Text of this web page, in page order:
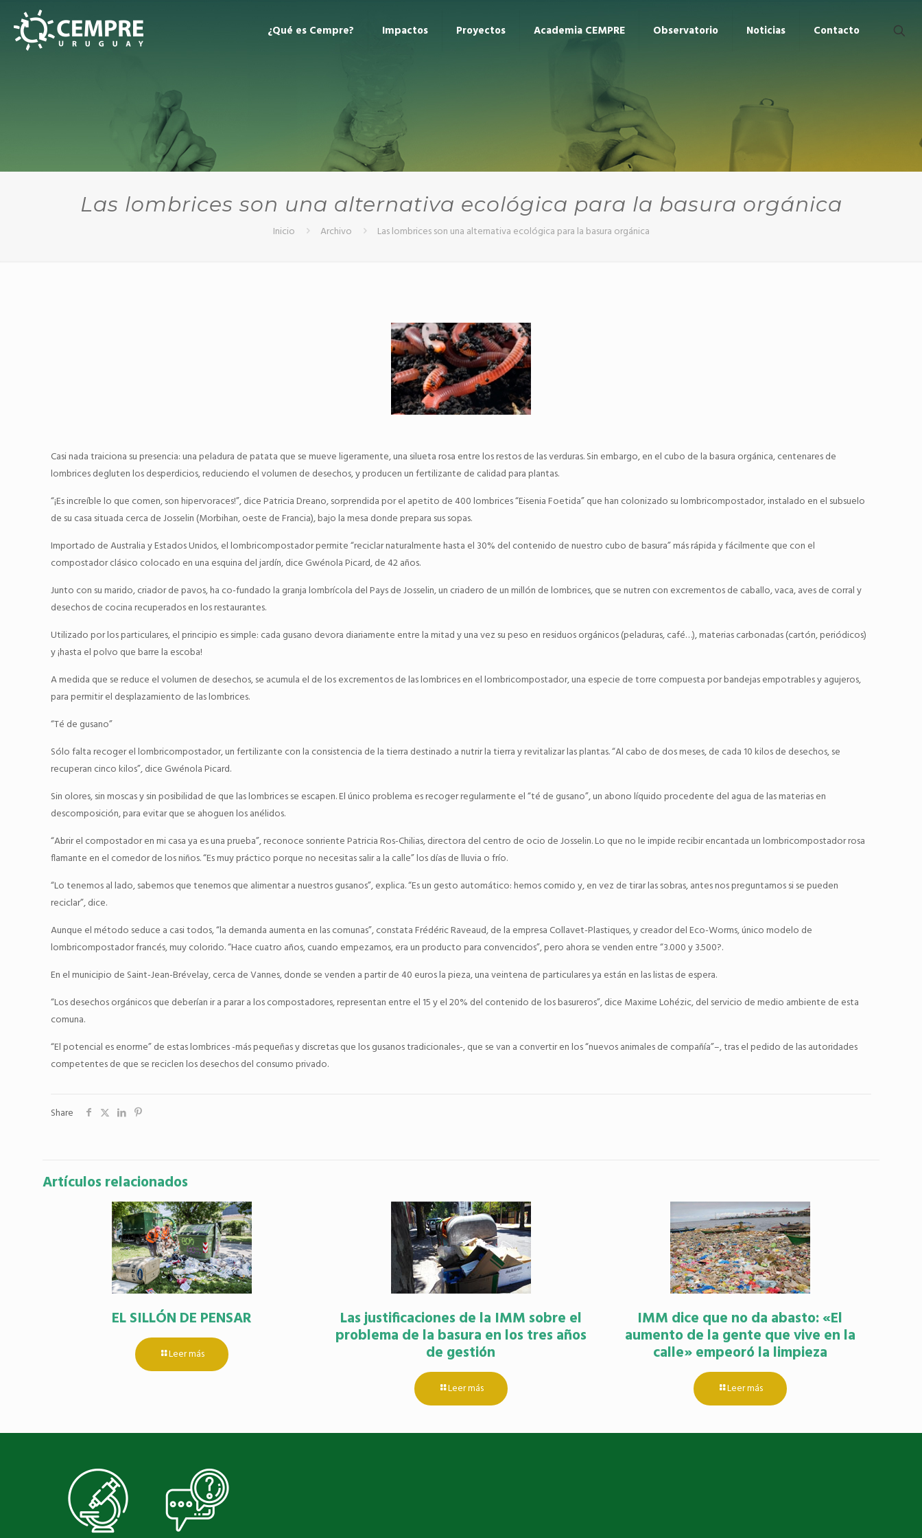
¿Qué es Cempre? Impactos Proyectos Academia CEMPRE Observatorio Noticias Contacto
Las lombrices son una alternativa ecológica para la basura orgánica
Inicio Archivo Las lombrices son una alternativa ecológica para la basura orgánica
Casi nada traiciona su presencia: una peladura de patata que se mueve ligeramente, una silueta rosa entre los restos de las verduras. Sin embargo, en el cubo de la basura orgánica, centenares de
lombrices degluten los desperdicios, reduciendo el volumen de desechos, y producen un fertilizante de calidad para plantas.
“¡Es increíble lo que comen, son hipervoraces!”, dice Patricia Dreano, sorprendida por el apetito de 400 lombrices “Eisenia Foetida” que han colonizado su lombricompostador, instalado en el subsuelo
de su casa situada cerca de Josselin (Morbihan, oeste de Francia), bajo la mesa donde prepara sus sopas.
Importado de Australia y Estados Unidos, el lombricompostador permite “reciclar naturalmente hasta el 30% del contenido de nuestro cubo de basura” más rápida y fácilmente que con el
compostador clásico colocado en una esquina del jardín, dice Gwénola Picard, de 42 años.
Junto con su marido, criador de pavos, ha co-fundado la granja lombrícola del Pays de Josselin, un criadero de un millón de lombrices, que se nutren con excrementos de caballo, vaca, aves de corral y
desechos de cocina recuperados en los restaurantes.
Utilizado por los particulares, el principio es simple: cada gusano devora diariamente entre la mitad y una vez su peso en residuos orgánicos (peladuras, café…), materias carbonadas (cartón, periódicos)
y ¡hasta el polvo que barre la escoba!
A medida que se reduce el volumen de desechos, se acumula el de los excrementos de las lombrices en el lombricompostador, una especie de torre compuesta por bandejas empotrables y agujeros,
para permitir el desplazamiento de las lombrices.
“Té de gusano”
Sólo falta recoger el lombricompostador, un fertilizante con la consistencia de la tierra destinado a nutrir la tierra y revitalizar las plantas. “Al cabo de dos meses, de cada 10 kilos de desechos, se
recuperan cinco kilos”, dice Gwénola Picard.
Sin olores, sin moscas y sin posibilidad de que las lombrices se escapen. El único problema es recoger regularmente el “té de gusano”, un abono líquido procedente del agua de las materias en
descomposición, para evitar que se ahoguen los anélidos.
“Abrir el compostador en mi casa ya es una prueba”, reconoce sonriente Patricia Ros-Chilias, directora del centro de ocio de Josselin. Lo que no le impide recibir encantada un lombricompostador rosa
flamante en el comedor de los niños. “Es muy práctico porque no necesitas salir a la calle” los días de lluvia o frío.
“Lo tenemos al lado, sabemos que tenemos que alimentar a nuestros gusanos”, explica. “Es un gesto automático: hemos comido y, en vez de tirar las sobras, antes nos preguntamos si se pueden
reciclar”, dice.
Aunque el método seduce a casi todos, “la demanda aumenta en las comunas”, constata Frédéric Raveaud, de la empresa Collavet-Plastiques, y creador del Eco-Worms, único modelo de
lombricompostador francés, muy colorido. “Hace cuatro años, cuando empezamos, era un producto para convencidos”, pero ahora se venden entre “3.000 y 3.500?.
En el municipio de Saint-Jean-Brévelay, cerca de Vannes, donde se venden a partir de 40 euros la pieza, una veintena de particulares ya están en las listas de espera.
“Los desechos orgánicos que deberían ir a parar a los compostadores, representan entre el 15 y el 20% del contenido de los basureros”, dice Maxime Lohézic, del servicio de medio ambiente de esta
comuna.
“El potencial es enorme” de estas lombrices -más pequeñas y discretas que los gusanos tradicionales-, que se van a convertir en los “nuevos animales de compañía”–, tras el pedido de las autoridades
competentes de que se reciclen los desechos del consumo privado.
Share
Artículos relacionados
EL SILLÓN DE PENSAR
Leer más
Las justificaciones de la IMM sobre el
problema de la basura en los tres años
de gestión
Leer más
IMM dice que no da abasto: «El
aumento de la gente que vive en la
calle» empeoró la limpieza
Leer más